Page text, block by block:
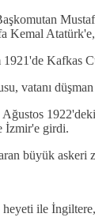
Kemal
Kafkas
vatanı
İzmir'e girdi.
büyük
ile